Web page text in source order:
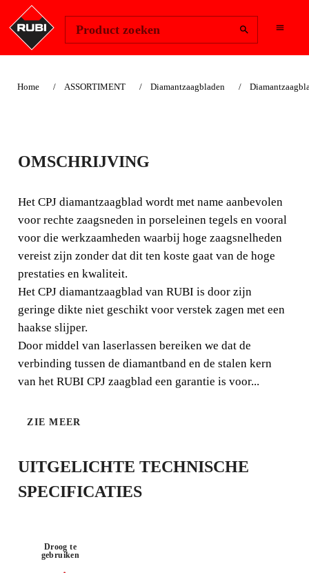
Product zoeken
Home ASSORTIMENT Diamantzaagbladen
DIAMANTZAAGBLA
D KERAMIEK J-
SLOT (CPJ)
Het CPJ diamantzaagblad wordt met name aanbevolen
voor rechte zaagsneden in porseleinen tegels en vooral
voor die werkzaamheden waarbij hoge zaagsnelheden
vereist zijn zonder dat dit ten koste gaat van de hoge
prestaties en kwaliteit.
SNEL
GOEDE
AFWERKIN
OMSCHRIJVING
Het CPJ diamantzaagblad wordt met name aanbevolen
voor rechte zaagsneden in porseleinen tegels en vooral
voor die werkzaamheden waarbij hoge zaagsnelheden
vereist zijn zonder dat dit ten koste gaat van de hoge
prestaties en kwaliteit.
Het CPJ diamantzaagblad van RUBI is door zijn
geringe dikte niet geschikt voor verstek zagen met een
haakse slijper.
Door middel van laserlassen bereiken we dat de
verbinding tussen de diamantband en de stalen kern
van het RUBI CPJ zaagblad een garantie is voor...
ZIE MEER
UITGELICHTE TECHNISCHE
SPECIFICATIES
Droog te
gebruiken